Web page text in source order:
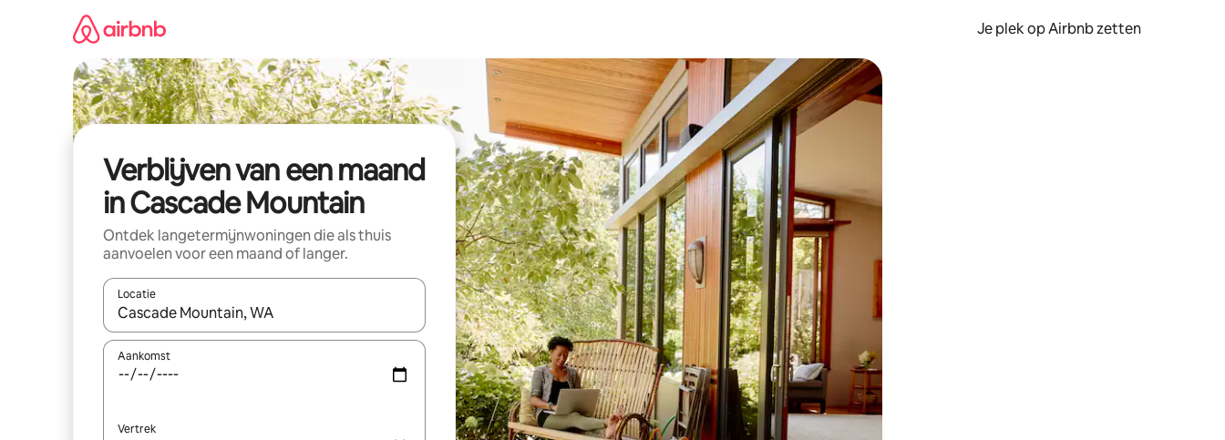
Je plek op Airbnb zetten
Verblijven van een maand
in Cascade Mountain
Ontdek langetermijnwoningen die als thuis
aanvoelen voor een maand of langer.
Locatie
Wanneer er resultaten beschikbaar zijn, maak je een keuze met je de pijltjestoetsen omhoog en omlaag, óf door te tikken of swipen.
Aankomst
Vertrek